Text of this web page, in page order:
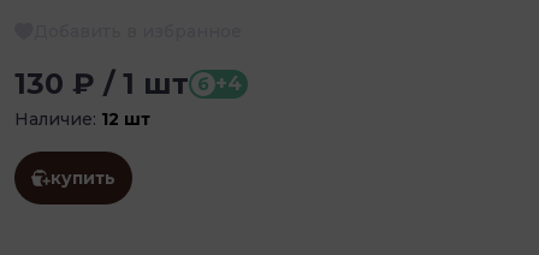
130 ₽ / 1 шт б +4
Наличие: 12 шт
купить